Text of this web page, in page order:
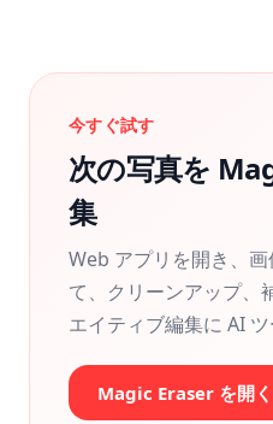
今すぐ試す
次の写真を
集
Web アプリを開き、
て、クリーンアップ、
エイティブ編集に AI ツ
Magic Eraser を開